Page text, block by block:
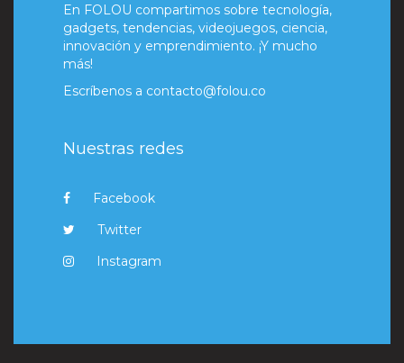
En FOLOU compartimos sobre tecnología,
gadgets, tendencias, videojuegos, ciencia,
innovación y emprendimiento. ¡Y mucho
más!
Escríbenos a contacto@folou.co
Nuestras redes
Facebook
Twitter
Instagram